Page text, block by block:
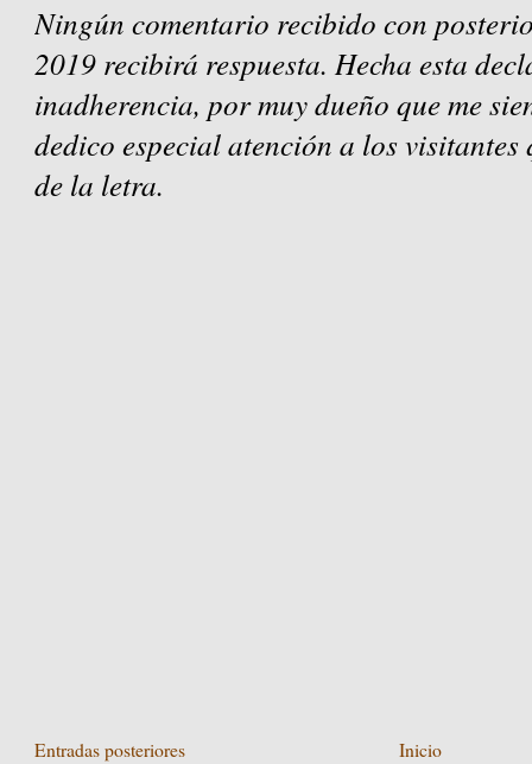
Ningún comentario recibido con
2019 recibirá respuesta. Hecha esta
inadherencia, por muy dueño que me
dedico especial atención a los
de la letra.
Entradas posteriores Inicio